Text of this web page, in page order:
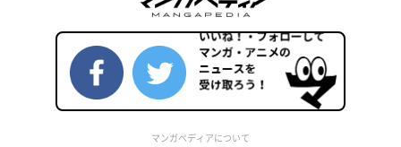
マンガペディアについて